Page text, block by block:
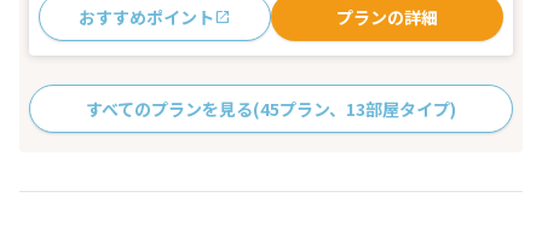
おすすめポイント プランの詳細
すべてのプランを見る(45プラン、13部屋タイプ)